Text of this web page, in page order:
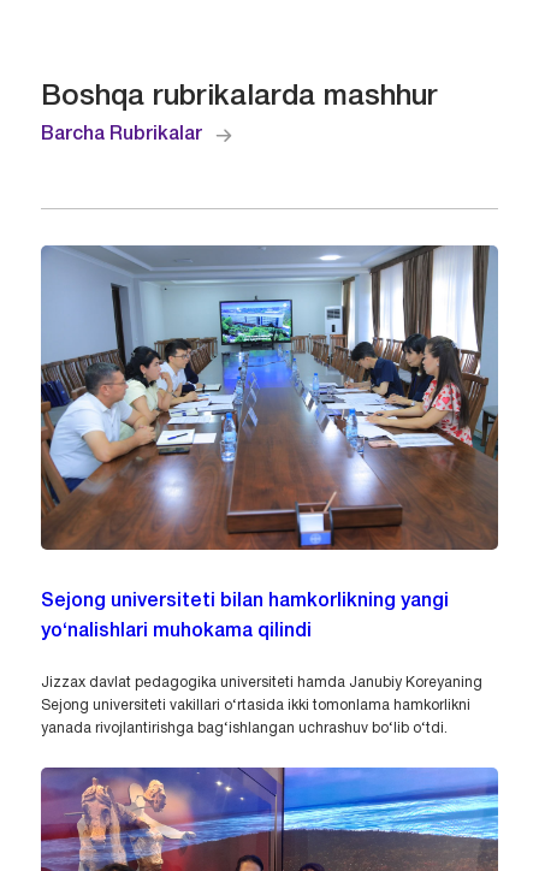
Boshqa rubrikalarda mashhur
Barcha Rubrikalar
Sejong universiteti bilan hamkorlikning yangi
yo‘nalishlari muhokama qilindi
Jizzax davlat pedagogika universiteti hamda Janubiy Koreyaning
Sejong universiteti vakillari o‘rtasida ikki tomonlama hamkorlikni
yanada rivojlantirishga bag‘ishlangan uchrashuv bo‘lib o‘tdi.